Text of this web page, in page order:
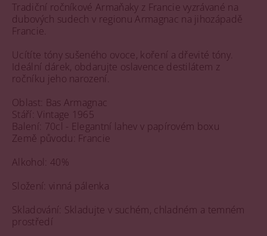
Tradiční ročníkové Armaňaky z Francie vyzrávané na
dubových sudech v regionu Armagnac na jihozápadě
Francie.
Ucítíte tóny sušeného ovoce, koření a dřevité tóny.
Ideální dárek, obdarujte oslavence destilátem z
ročníku jeho narození.
Oblast: Bas Armagnac
Stáří: Vintage 1965
Balení: 70cl - Elegantní lahev v papírovém boxu
Země původu: Francie
Alkohol: 40%
Složení: vinná pálenka
Skladování: Skladujte v suchém, chladném a temném
prostředí